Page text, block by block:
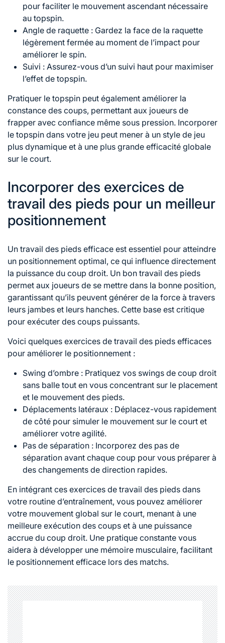
pour faciliter le mouvement ascendant nécessaire
au topspin.
Angle de raquette : Gardez la face de la raquette
légèrement fermée au moment de l’impact pour
améliorer le spin.
Suivi : Assurez-vous d’un suivi haut pour maximiser
l’effet de topspin.
Pratiquer le topspin peut également améliorer la
constance des coups, permettant aux joueurs de
frapper avec confiance même sous pression. Incorporer
le topspin dans votre jeu peut mener à un style de jeu
plus dynamique et à une plus grande efficacité globale
sur le court.
Incorporer des exercices de
travail des pieds pour un meilleur
positionnement
Un travail des pieds efficace est essentiel pour atteindre
un positionnement optimal, ce qui influence directement
la puissance du coup droit. Un bon travail des pieds
permet aux joueurs de se mettre dans la bonne position,
garantissant qu’ils peuvent générer de la force à travers
leurs jambes et leurs hanches. Cette base est critique
pour exécuter des coups puissants.
Voici quelques exercices de travail des pieds efficaces
pour améliorer le positionnement :
Swing d’ombre : Pratiquez vos swings de coup droit
sans balle tout en vous concentrant sur le placement
et le mouvement des pieds.
Déplacements latéraux : Déplacez-vous rapidement
de côté pour simuler le mouvement sur le court et
améliorer votre agilité.
Pas de séparation : Incorporez des pas de
séparation avant chaque coup pour vous préparer à
des changements de direction rapides.
En intégrant ces exercices de travail des pieds dans
votre routine d’entraînement, vous pouvez améliorer
votre mouvement global sur le court, menant à une
meilleure exécution des coups et à une puissance
accrue du coup droit. Une pratique constante vous
aidera à développer une mémoire musculaire, facilitant
le positionnement efficace lors des matchs.